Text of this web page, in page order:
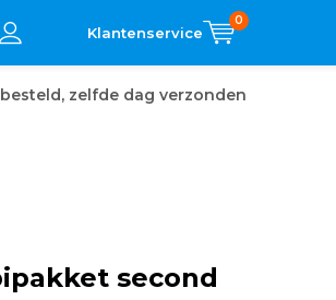
0
zelfde dag verzonden
second